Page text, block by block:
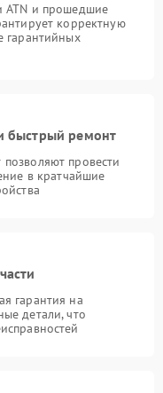
ATN и прошедшие
корректную
гарантийных
быстрый ремонт
провести
в кратчайшие
гарантия на
детали, что